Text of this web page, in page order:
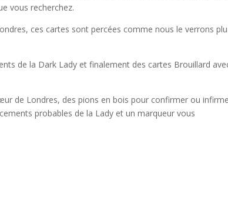
vous recherchez.
ces cartes sont percées comme nous le verrons
de la Dark Lady et finalement des cartes Brouillard
de Londres, des pions en bois pour confirmer ou
probables de la Lady et un marqueur vous